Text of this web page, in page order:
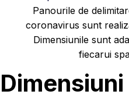
Panourile de
coronavirus sunt
Dimensiunile sunt
fiecarui
Dimensiuni